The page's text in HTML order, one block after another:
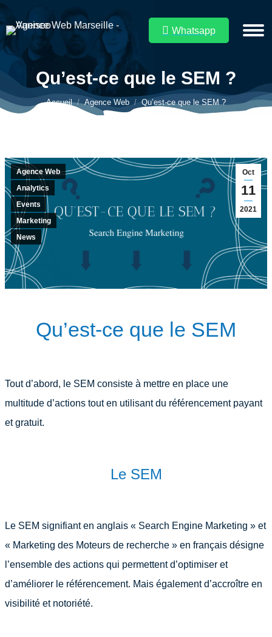
Whatsapp
Qu’est-ce que le SEM ?
Vous êtes ici :
Accueil Agence Web Qu’est-ce que le SEM ?
Oct
11
2021
Agence Web
Analytics
Events
Marketing
News
Qu’est-ce que le SEM
Tout d’abord, le SEM consiste à mettre en place une
multitude d’actions tout en utilisant du référencement payant
et gratuit.
Le SEM
Le SEM signifiant en anglais « Search Engine Marketing » et
« Marketing des Moteurs de recherche » en français désigne
l’ensemble des actions qui permettent d’optimiser et
d’améliorer le référencement. Mais également d’accroître en
visibilité et notoriété.